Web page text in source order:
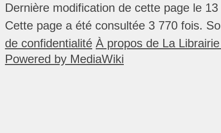
Dernière modification de cette page le
Cette page a été consultée 3 770 fois.
de confidentialité À propos de La
Powered by MediaWiki